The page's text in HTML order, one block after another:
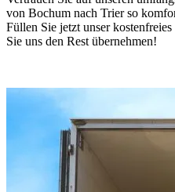
von Bochum nach Trier so
Füllen Sie jetzt unser
Sie uns den Rest übernehmen!